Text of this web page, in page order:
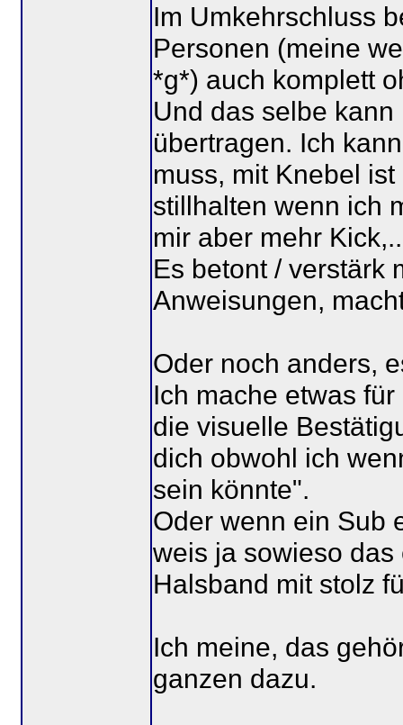
Im Umkehrschluss
Personen (meine
*g*) auch komplett
Und das selbe
übertragen. Ich
muss, mit Knebel
stillhalten wenn ich
mir aber mehr
Es betont / verstärk
Anweisungen,
Oder noch anders,
Ich mache etwas
die visuelle
dich obwohl ich
sein könnte".
Oder wenn ein Sub
weis ja sowieso
Halsband mit stolz
Ich meine, das
ganzen dazu.